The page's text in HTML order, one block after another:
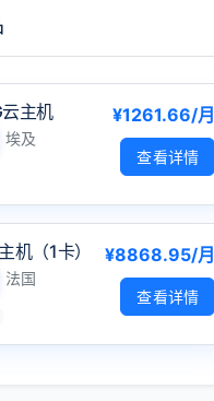
主机
埃及
¥1261.66/月
查看详情
机（1卡）
法国
¥8868.95/月
查看详情